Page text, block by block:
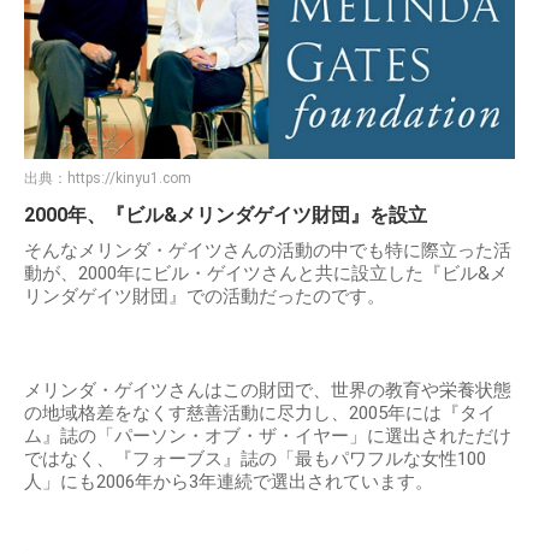
出典： https://kinyu1.com
2000年、『ビル&メリンダゲイツ財団』を設立
そんなメリンダ・ゲイツさんの活動の中でも特に際立った活
動が、2000年にビル・ゲイツさんと共に設立した『ビル&メ
リンダゲイツ財団』での活動だったのです。
メリンダ・ゲイツさんはこの財団で、世界の教育や栄養状態
の地域格差をなくす慈善活動に尽力し、2005年には『タイ
ム』誌の「パーソン・オブ・ザ・イヤー」に選出されただけ
ではなく、『フォーブス』誌の「最もパワフルな女性100
人」にも2006年から3年連続で選出されています。